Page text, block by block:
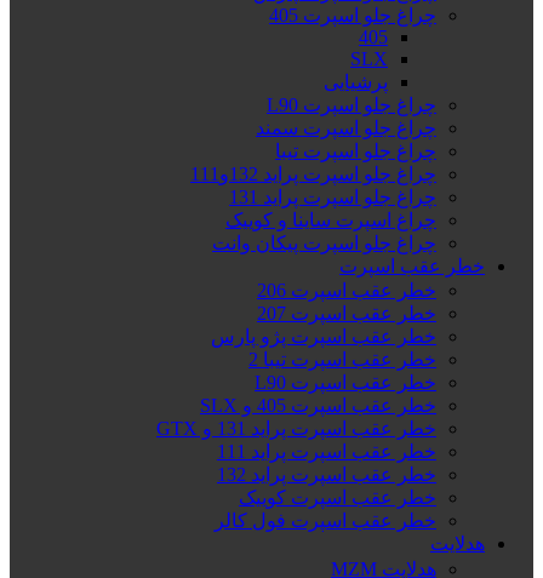
چراغ جلو اسپرت 405
405
SLX
پرشیایی
چراغ جلو اسپرت L90
چراغ جلو اسپرت سمند
چراغ جلو اسپرت تیبا
چراغ جلو اسپرت پراید 132و111
چراغ جلو اسپرت پراید 131
چراغ اسپرت ساینا و کوییک
چراغ جلو اسپرت پیکان وانت
خطر عقب اسپرت
خطر عقب اسپرت 206
خطر عقب اسپرت 207
خطر عقب اسپرت پژو پارس
خطر عقب اسپرت تیبا 2
خطر عقب اسپرت L90
خطر عقب اسپرت 405 و SLX
خطر عقب اسپرت پراید 131 و GTX
خطر عقب اسپرت پراید 111
خطر عقب اسپرت پراید 132
خطر عقب اسپرت کوییک
خطر عقب اسپرت فول کالر
هدلایت
هدلایت MZM